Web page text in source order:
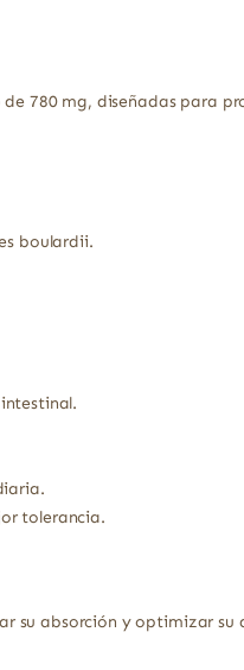
780 mg, diseñadas para
boulardii.
tolerancia.
su absorción y optimizar su